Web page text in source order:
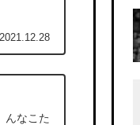
2021.12.28
なこた